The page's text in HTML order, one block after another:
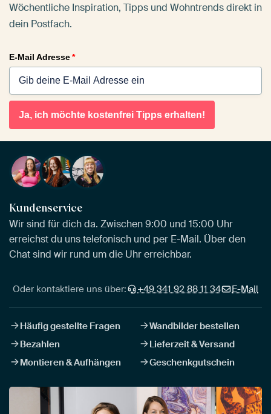
Wöchentliche Inspiration, Tipps und Wohntrends direkt in
dein Postfach.
E-Mail Adresse*
Ja, ich möchte kostenfrei Tipps erhalten!
Kundenservice
Wir sind für dich da. Zwischen 9:00 und 15:00 Uhr
erreichst du uns telefonisch und per E-Mail. Über den
Chat sind wir rund um die Uhr erreichbar.
Oder kontaktiere uns über: +49 341 92 88 11 34 E-Mail
Häufig gestellte Fragen
Wandbilder bestellen
Bezahlen
Lieferzeit & Versand
Montieren & Aufhängen
Geschenkgutschein